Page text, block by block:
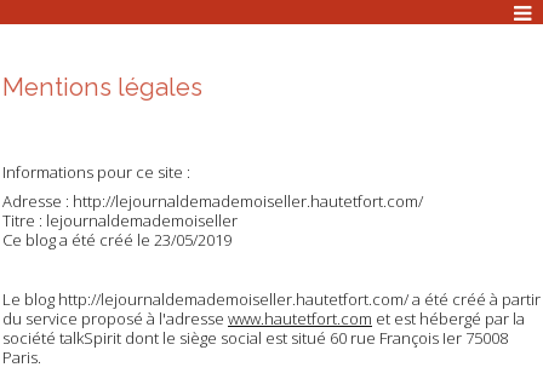
Mentions légales
Informations pour ce site :
Adresse : http://lejournaldemademoiseller.hautetfort.com/
Titre : lejournaldemademoiseller
Ce blog a été créé le 23/05/2019
Le blog http://lejournaldemademoiseller.hautetfort.com/ a été créé à partir
du service proposé à l'adresse www.hautetfort.com et est hébergé par la
société talkSpirit dont le siège social est situé 60 rue François Ier 75008
Paris.